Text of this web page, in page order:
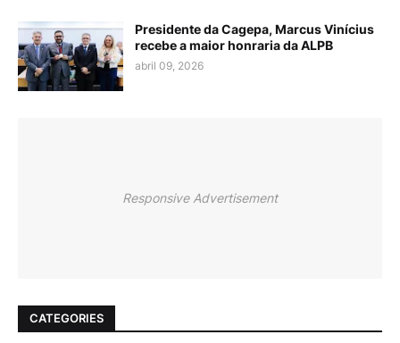
Presidente da Cagepa, Marcus Vinícius
recebe a maior honraria da ALPB
abril 09, 2026
Responsive Advertisement
CATEGORIES